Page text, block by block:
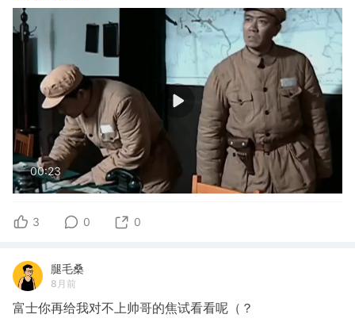
00:23
3 0 0
腿毛桑
8月前
富士你再给我对不上帅哥的焦试看看呢（？